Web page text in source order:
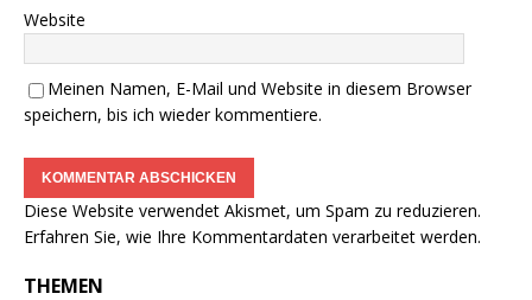
Website
Meinen Namen, E-Mail und Website in diesem Browser
speichern, bis ich wieder kommentiere.
Diese Website verwendet Akismet, um Spam zu reduzieren.
Erfahren Sie, wie Ihre Kommentardaten verarbeitet werden.
THEMEN